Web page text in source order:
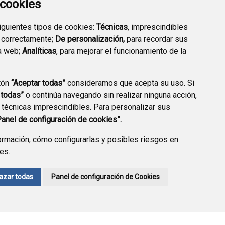
tipos de cookies: Técnicas, imprescindibles
De personalización, para recordar sus
web; Analíticas, para mejorar el funcionamiento de la
“Aceptar todas” consideramos que acepta su uso. Si
o continúa navegando sin realizar ninguna acción,
imprescindibles. Para personalizar sus
de configuración de cookies”.
cómo configurarlas y posibles riesgos en
.
todas Panel de configuración de Cookies
DIRECTORIO
EMPRESARIAL
VALIDACIÓN DE
DOCUMENTOS